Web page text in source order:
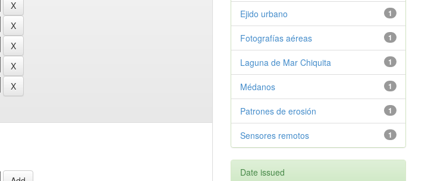
1
Ejido urbano
1
Fotografías aéreas
1
Laguna de Mar Chiquita
1
Médanos
1
Patrones de erosión
1
Sensores remotos
Date issued